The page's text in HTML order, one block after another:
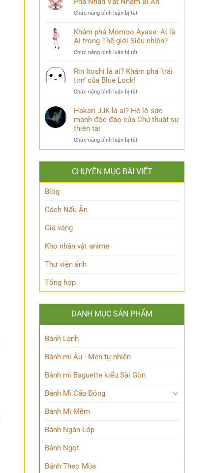
Thương
Kẻ
Diện
Huyền
Hé
thiên
tài
Lớp
Chức năng bình luận bị tắt
Genshin
Là
Khám
Nhân
Khám phá Momoo Ayase: Ai là
Ai trong Thế giới Siêu nhiên?
Chức năng bình luận bị tắt
phá
Momoo
Ai
Ai
trong
Siêu
Rin Itoshi là ai? Khám phá ‘trái
tim’ của Blue Lock!
Chức năng bình luận bị tắt
Itoshi
là
phá
‘trái
của
Blue
Lock!
Hakari JJK là ai? Hé lộ sức
mạnh độc đáo của Chú thuật sư
thiên tài
Chức năng bình luận bị tắt
Hakari
ai?
Hé
CHUYÊN MỤC BÀI VIẾT
Blog
Cách Nấu Ăn
Giá vàng
Kho nhân vật anime
Thư viện ảnh
Tổng hợp
DANH MỤC SẢN PHẨM
Bánh Lạnh
Bánh mì Âu - Men tự nhiên
Bánh mì Baguette kiểu Sài Gòn
Bánh Mì Cấp Đông
Bánh Mì Mềm
Bánh Ngàn Lớp
Bánh Ngọt
Bánh Theo Mùa